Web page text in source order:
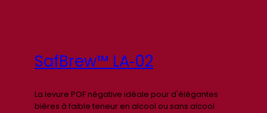
SafBrew™ LA‑02
La levure POF négative idéale pour d'élégantes
bières à faible teneur en alcool ou sans alcool